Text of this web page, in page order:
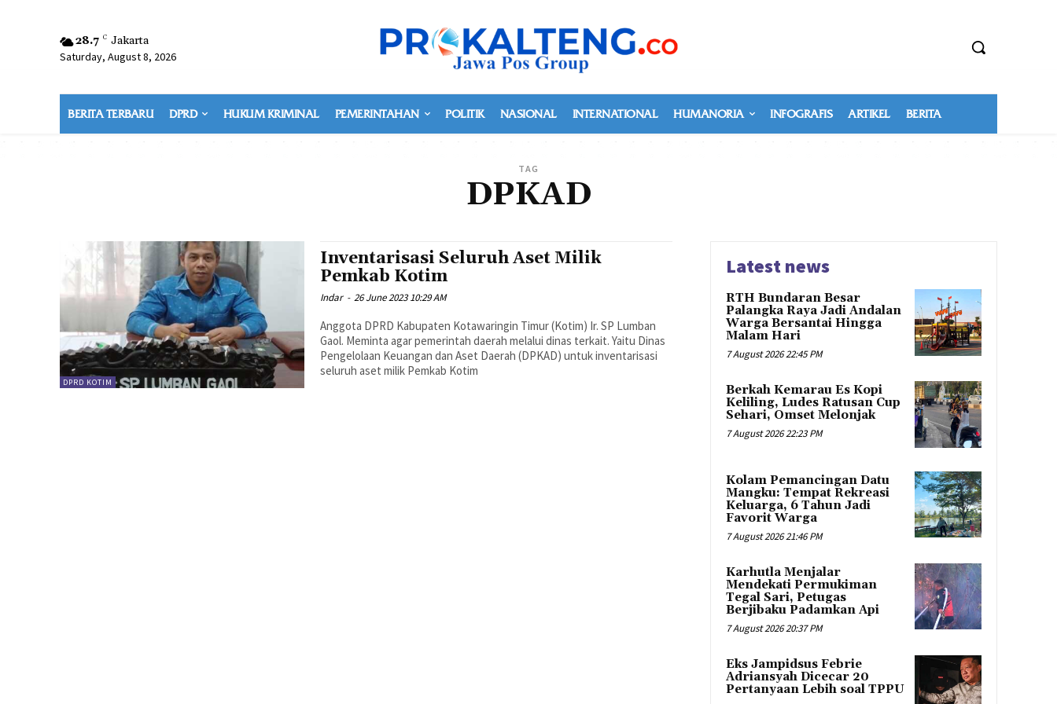
28.7 C Jakarta
Saturday, August 8, 2026
BERITA TERBARU DPRD HUKUM KRIMINAL PEMERINTAHAN POLITIK NASIONAL INTERNATIONAL HUMANORIA INFOGRAFIS ARTIKEL BERITA
TAG
DPKAD
DPRD KOTIM
Inventarisasi Seluruh Aset Milik
Pemkab Kotim
Indar - 26 June 2023 10:29 AM
Anggota DPRD Kabupaten Kotawaringin Timur (Kotim) Ir. SP Lumban
Gaol. Meminta agar pemerintah daerah melalui dinas terkait. Yaitu Dinas
Pengelolaan Keuangan dan Aset Daerah (DPKAD) untuk inventarisasi
seluruh aset milik Pemkab Kotim
Latest news
RTH Bundaran Besar
Palangka Raya Jadi Andalan
Warga Bersantai Hingga
Malam Hari
7 August 2026 22:45 PM
Berkah Kemarau Es Kopi
Keliling, Ludes Ratusan Cup
Sehari, Omset Melonjak
7 August 2026 22:23 PM
Kolam Pemancingan Datu
Mangku: Tempat Rekreasi
Keluarga, 6 Tahun Jadi
Favorit Warga
7 August 2026 21:46 PM
Karhutla Menjalar
Mendekati Permukiman
Tegal Sari, Petugas
Berjibaku Padamkan Api
7 August 2026 20:37 PM
Eks Jampidsus Febrie
Adriansyah Dicecar 20
Pertanyaan Lebih soal TPPU